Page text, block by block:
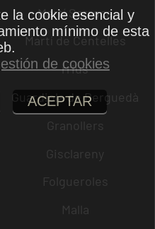
Martí Sarroca
Martí de Centelles
rrius
Guardiola de Berguedà
Granollers
Gisclareny
Folgueroles
Malla
la cookie esencial y
mínimo de esta
de cookies
ACEPTAR